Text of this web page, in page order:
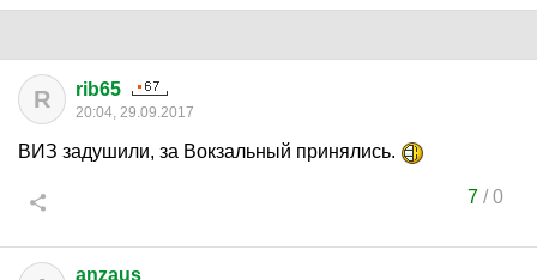
R rib65
20:04, 29.09.2017
ВИЗ задушили, за Вокзальный принялись.
7/0
anzaus